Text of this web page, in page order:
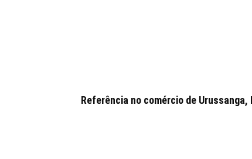
Referência no comércio de